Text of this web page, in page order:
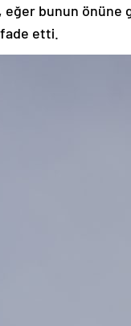
eğer bunun
etti.